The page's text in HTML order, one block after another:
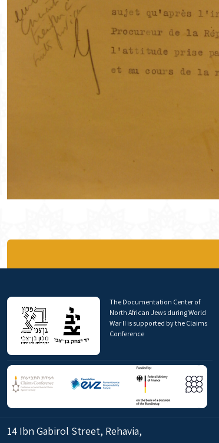
The Documentation Center of
North African Jews during World
War II is supported by the Claims
Conference
14 Ibn Gabirol Street, Rehavia,